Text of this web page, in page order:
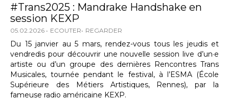
#Trans2025 : Mandrake Handshake en
session KEXP
05.02.2026 ECOUTER REGARDER
Du 15 janvier au 5 mars, rendez-vous tous les jeudis et
vendredis pour découvrir une nouvelle session live d’un·e
artiste ou d’un groupe des dernières Rencontres Trans
Musicales, tournée pendant le festival, à l’ESMA (École
Supérieure des Métiers Artistiques, Rennes), par la
fameuse radio américaine KEXP.